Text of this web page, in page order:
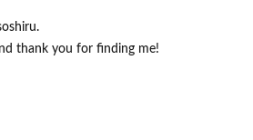
thank you for finding me!